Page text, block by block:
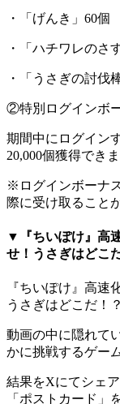
・「げんき」60個
・「ハチワレのさ
・「うさぎの討伐
②特別ログインボ
期間中にログイン
20,000個獲得できま
※ログインボーナ
際に受け取ること
▼『ちいぽけ』高
せ！うさぎはどこ
『ちいぽけ』高速
うさぎはどこだ！
動画の中に隠れて
かに挑戦するゲー
結果をXにてシェ
「ポストカード」